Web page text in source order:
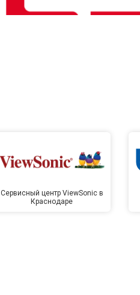
Сервисный центр ViewSonic в
Краснодаре